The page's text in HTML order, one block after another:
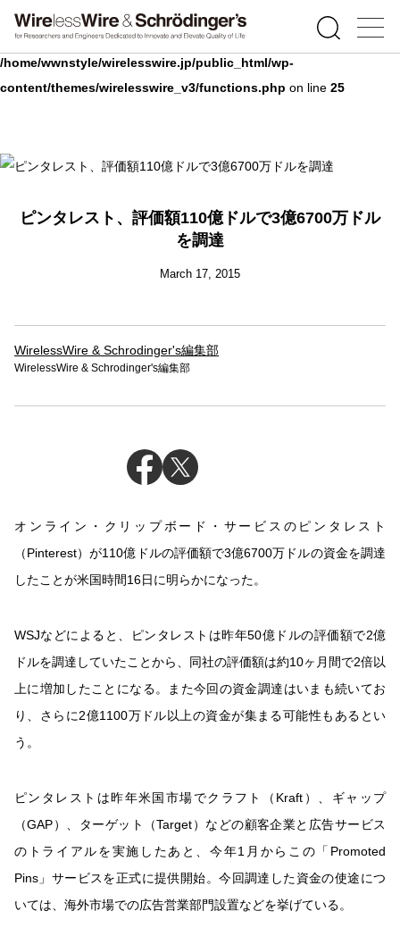
Warning: Undefined array key 0 in
/home/wwnstyle/wirelesswire.jp/public_html/wp-
content/themes/wirelesswire_v3/functions.php on line 25
ピンタレスト、評価額110億ドルで3億6700万ドル
を調達
March 17, 2015
WirelessWire & Schrodinger's編集部
WirelessWire & Schrodinger's編集部
オンライン・クリップボード・サービスのピンタレスト
（Pinterest）が110億ドルの評価額で3億6700万ドルの資金を調達
したことが米国時間16日に明らかになった。
WSJなどによると、ピンタレストは昨年50億ドルの評価額で2億
ドルを調達していたことから、同社の評価額は約10ヶ月間で2倍以
上に増加したことになる。また今回の資金調達はいまも続いてお
り、さらに2億1100万ドル以上の資金が集まる可能性もあるとい
う。
ピンタレストは昨年米国市場でクラフト（Kraft）、ギャップ
（GAP）、ターゲット（Target）などの顧客企業と広告サービス
のトライアルを実施したあと、今年1月からこの「Promoted
Pins」サービスを正式に提供開始。今回調達した資金の使途につ
いては、海外市場での広告営業部門設置などを挙げている。